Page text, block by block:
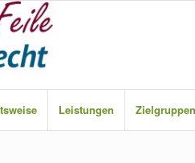
Leistungen Zielgruppen